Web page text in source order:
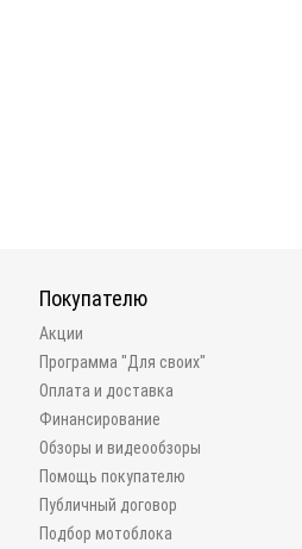
Покупателю
Акции
Программа "Для своих"
Оплата и доставка
Финансирование
Обзоры и видеообзоры
Помощь покупателю
Публичный договор
Подбор мотоблока